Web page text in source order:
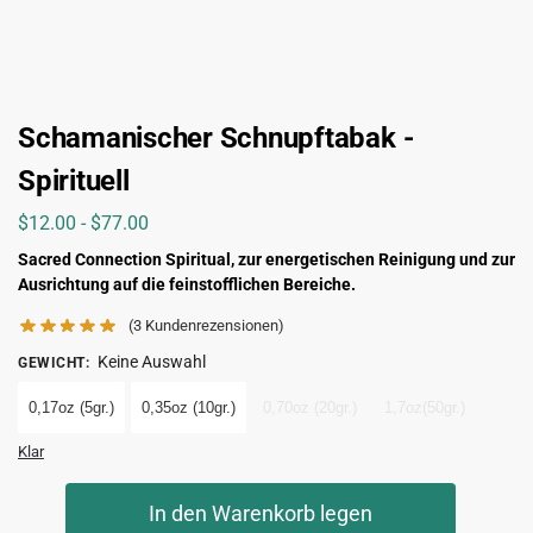
Schamanischer Schnupftabak -
Spirituell
$12.00 - $77.00
Sacred Connection Spiritual, zur energetischen Reinigung und zur
Ausrichtung auf die feinstofflichen Bereiche.
(3 Kundenrezensionen)
GEWICHT: Keine Auswahl
0,17oz (5gr.) 0,35oz (10gr.)
Klar
In den Warenkorb legen